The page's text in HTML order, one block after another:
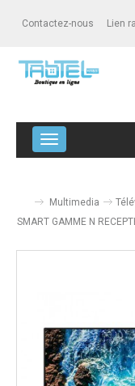
Contactez-nous Lien
Navigation bascule
Multimedia
SMART GAMME N